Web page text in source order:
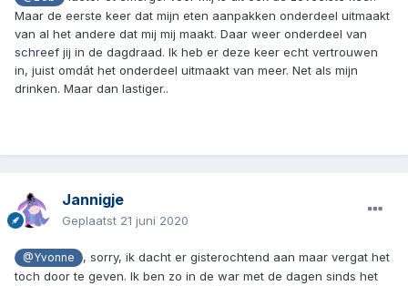
Maar de eerste keer dat mijn eten aanpakken onderdeel uitmaakt
van al het andere dat mij mij maakt. Daar weer onderdeel van
schreef jij in de dagdraad. Ik heb er deze keer echt vertrouwen
in, juist omdát het onderdeel uitmaakt van meer. Net als mijn
drinken. Maar dan lastiger..
Jannigje
Geplaatst 21 juni 2020
@Yvonne
, sorry, ik dacht er gisterochtend aan maar vergat het
toch door te geven. Ik ben zo in de war met de dagen sinds het